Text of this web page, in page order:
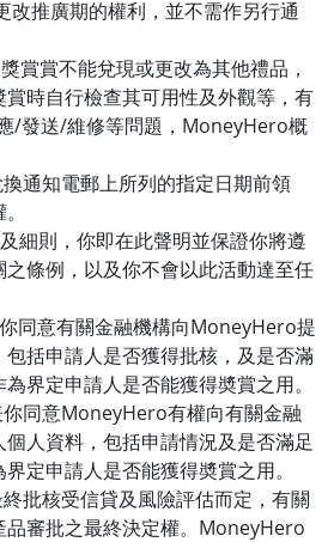
推廣期的權利，並不需作另行通
賞賞不能兌現或更改為其他禮品，
時自行檢查其可用性及外觀等，有
/發送/維修等問題，MoneyHero概
通知電郵上所列的指定日期前領
細則，你即在此聲明並保證你將遵
條例，以及你不會以此活動達至任
同意有關金融機構向MoneyHero提
括申請人是否獲得批核，及是否滿
界定申請人是否能獲得奬賞之用。
同意MoneyHero有權向有關金融
人資料，包括申請情況及是否滿足
定申請人是否能獲得奬賞之用。
批核受信貸及風險評估而定，有關
品審批之最終決定權。MoneyHero